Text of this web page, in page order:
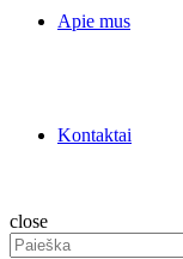
Apie mus
Kontaktai
close
Search